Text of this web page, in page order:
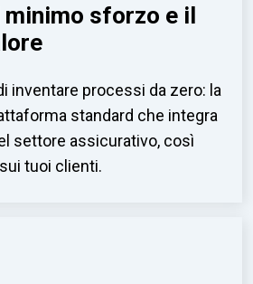
minimo sforzo e il
inventare processi da zero: la
standard che integra
settore assicurativo, così
tuoi clienti.